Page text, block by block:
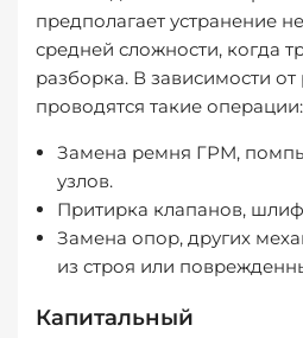
предполагает устранение
средней сложности, когда
разборка. В зависимости
проводятся такие операции:
Замена ремня ГРМ,
узлов.
Притирка клапанов,
Замена опор, других
из строя или
Капитальный